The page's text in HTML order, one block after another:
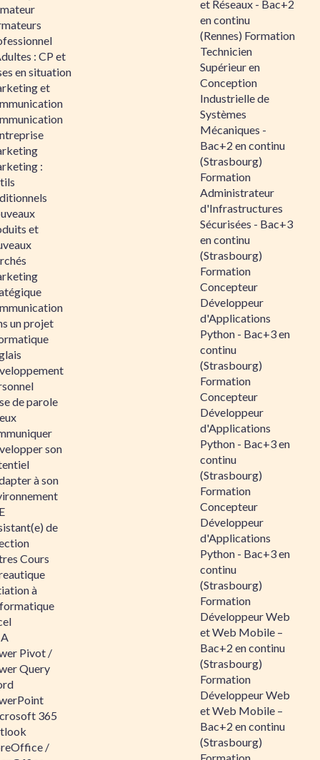
: CP et
en situation
et
:
et
un projet
de parole
son
à son
de
Cours
à
Pivot /
Query
365
/
et Réseaux - Bac+2
en continu
(Rennes) Formation
Technicien
Supérieur en
Conception
Industrielle de
Systèmes
Mécaniques -
Bac+2 en continu
(Strasbourg)
Formation
Administrateur
d'Infrastructures
Sécurisées - Bac+3
en continu
(Strasbourg)
Formation
Concepteur
Développeur
d'Applications
Python - Bac+3 en
continu
(Strasbourg)
Formation
Concepteur
Développeur
d'Applications
Python - Bac+3 en
continu
(Strasbourg)
Formation
Concepteur
Développeur
d'Applications
Python - Bac+3 en
continu
(Strasbourg)
Formation
Développeur Web
et Web Mobile –
Bac+2 en continu
(Strasbourg)
Formation
Développeur Web
et Web Mobile –
Bac+2 en continu
(Strasbourg)